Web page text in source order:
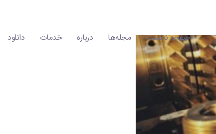
صفحه نخست مجله‌ها درباره خدمات دانلود